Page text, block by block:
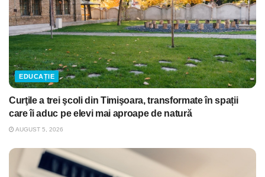
EDUCAȚIE
Curţile a trei şcoli din Timişoara, transformate în spații
care îi aduc pe elevi mai aproape de natură
AUGUST 5, 2026